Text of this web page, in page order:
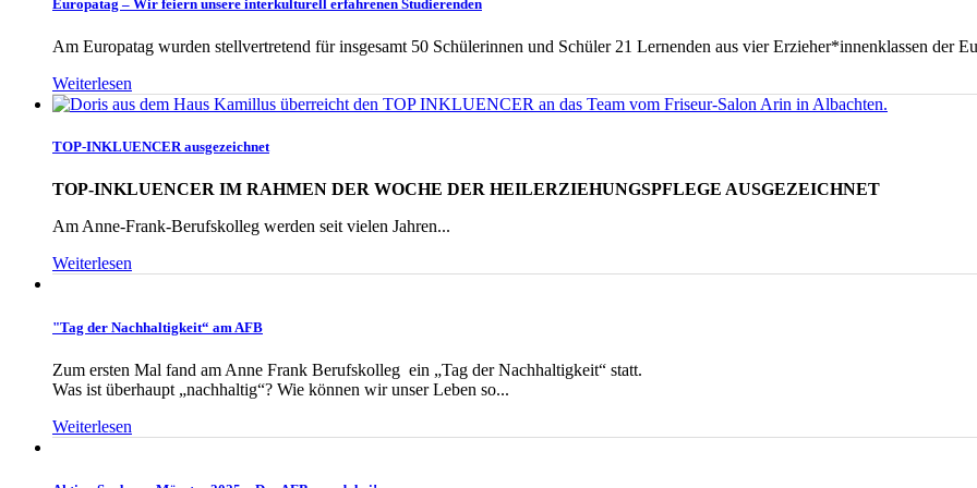
Europatag – Wir feiern unsere interkulturell erfahrenen Studierenden
Am Europatag wurden stellvertretend für insgesamt 50 Schülerinnen und Schüler 21 Lernenden aus vier Erzieher*innenklassen der
Weiterlesen
TOP-INKLUENCER ausgezeichnet
TOP-INKLUENCER IM RAHMEN DER WOCHE DER HEILERZIEHUNGSPFLEGE AUSGEZEICHNET
Am Anne-Frank-Berufskolleg werden seit vielen Jahren...
Weiterlesen
"Tag der Nachhaltigkeit“ am AFB
Zum ersten Mal fand am Anne Frank Berufskolleg ein „Tag der Nachhaltigkeit“ statt.
Was ist überhaupt „nachhaltig“? Wie können wir unser Leben so...
Weiterlesen